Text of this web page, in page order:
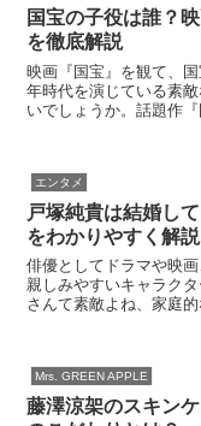
国宝の子役は誰？
を徹底解説
映画『国宝』を観て、
年時代を演じている素
いでしょうか。話題作
エンタメ
戸塚純貴は結婚し
をわかりやすく解説
俳優としてドラマや映
親しみやすいキャラク
さんて素敵よね、家庭
Mrs. GREEN APPLE
藤澤涼架のスキン